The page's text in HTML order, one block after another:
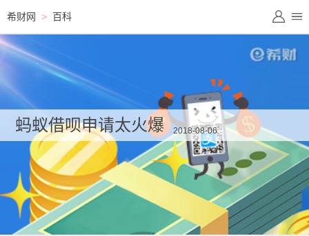
希财网 > 百科
蚂蚁借呗申请太火爆 2018-08-06